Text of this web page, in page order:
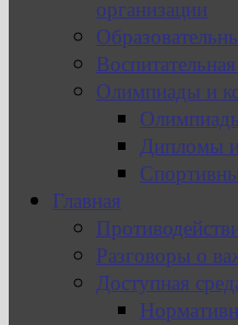
организации
Олимпиады и
Дипломы
Главная
Разговоры о
Доступная